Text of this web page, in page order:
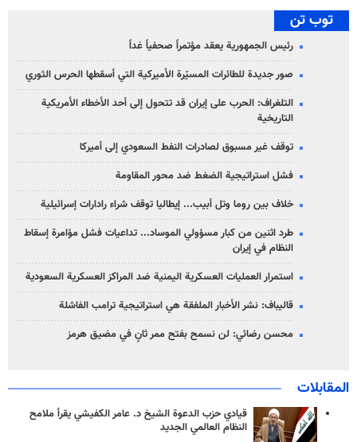
توب تن
رئيس الجمهورية يعقد مؤتمراً صحفياً غداً
صور جديدة للطائرات المسيّرة الأميركية التي أسقطها الحرس الثوري
التلغراف: الحرب على إيران قد تتحول إلى أحد الأخطاء الأمريكية
التاريخية
توقف غير مسبوق لصادرات النفط السعودي إلى أميركا
فشل استراتيجية الضغط ضد محور المقاومة
خلاف بين روما وتل أبيب... إيطاليا توقف شراء رادارات إسرائيلية
طرد اثنين من كبار مسؤولي الموساد... تداعيات فشل مؤامرة إسقاط
النظام في إيران
استمرار العمليات العسكرية اليمنية ضد المراكز العسكرية السعودية
قاليباف: نشر الأخبار الملفقة هي استراتيجية ترامب الفاشلة
محسن رضائي: لن نسمح بفتح ممر ثانٍ في مضيق هرمز
المقابلات
قيادي حزب الدعوة الشيخ د. عامر الكفيشي يقرأ ملامح
النظام العالمي الجديد